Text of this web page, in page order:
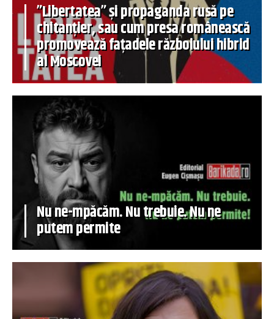
”Libertatea” și propaganda rusă pe
chitanțier, sau cum presa românească
promovează fațadele războiului hibrid
al Moscovei
Nu ne-mpăcăm. Nu trebuie. Nu ne
putem permite